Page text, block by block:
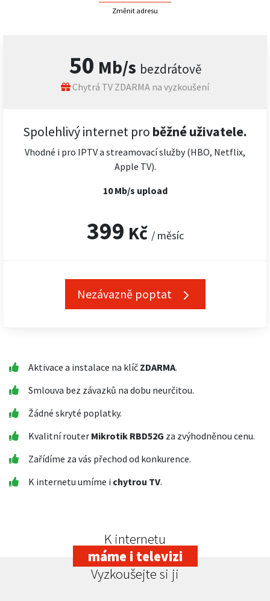
Změnit adresu
50 Mb/s bezdrátově
Chytrá TV ZDARMA na vyzkoušení
Spolehlivý internet pro běžné uživatele.
Vhodné i pro IPTV a streamovací služby (HBO, Netflix,
Apple TV).
10 Mb/s upload
399 Kč / měsíc
Nezávazně poptat
Aktivace a instalace na klíč ZDARMA.
Smlouva bez závazků na dobu neurčitou.
Žádné skryté poplatky.
Kvalitní router Mikrotik RBD52G za zvýhodněnou cenu.
Zařídíme za vás přechod od konkurence.
K internetu umíme i chytrou TV.
K internetu
máme i televizi
Vyzkoušejte si ji